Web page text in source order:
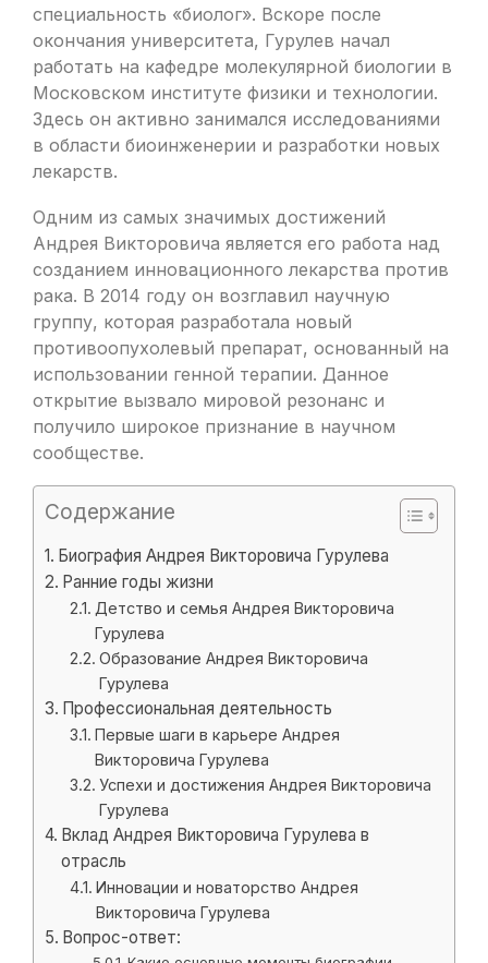
специальность «биолог». Вскоре после
окончания университета, Гурулев начал
работать на кафедре молекулярной биологии в
Московском институте физики и технологии.
Здесь он активно занимался исследованиями
в области биоинженерии и разработки новых
лекарств.
Одним из самых значимых достижений
Андрея Викторовича является его работа над
созданием инновационного лекарства против
рака. В 2014 году он возглавил научную
группу, которая разработала новый
противоопухолевый препарат, основанный на
использовании генной терапии. Данное
открытие вызвало мировой резонанс и
получило широкое признание в научном
сообществе.
Содержание
Биография Андрея Викторовича Гурулева
Ранние годы жизни
Детство и семья Андрея Викторовича
Гурулева
Образование Андрея Викторовича
Гурулева
Профессиональная деятельность
Первые шаги в карьере Андрея
Викторовича Гурулева
Успехи и достижения Андрея Викторовича
Гурулева
Вклад Андрея Викторовича Гурулева в
отрасль
Инновации и новаторство Андрея
Викторовича Гурулева
Вопрос-ответ: